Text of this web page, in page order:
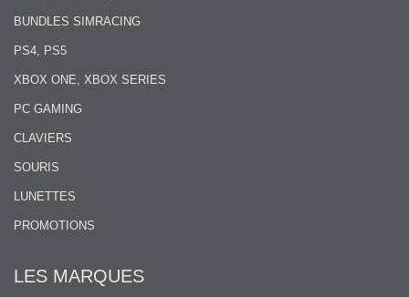
BUNDLES SIMRACING
PS4, PS5
XBOX ONE, XBOX SERIES
PC GAMING
CLAVIERS
SOURIS
LUNETTES
PROMOTIONS
LES MARQUES